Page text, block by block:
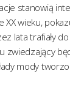
stanowią
XX wieku,
lata trafiały
zwiedzający
mody